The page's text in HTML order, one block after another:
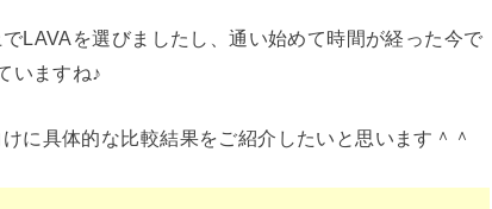
LAVAを選びましたし、通い始めて時間が経った今で
いますね♪
に具体的な比較結果をご紹介したいと思います＾＾